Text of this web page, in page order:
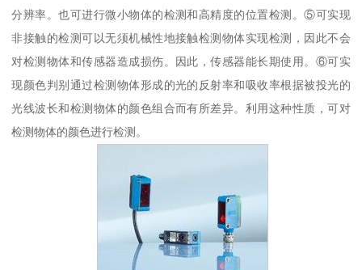
分辨率。也可进行微小物体的检测和高精度的位置检测。⑤可实现
非接触的检测可以无须机械性地接触检测物体实现检测，因此不会
对检测物体和传感器造成损伤。因此，传感器能长期使用。⑥可实
现颜色判别通过检测物体形成的光的反射率和吸收率根据被投光的
光线波长和检测物体的颜色组合而有所差异。利用这种性质，可对
检测物体的颜色进行检测。